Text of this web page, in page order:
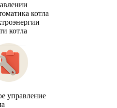
котла
котла
управление